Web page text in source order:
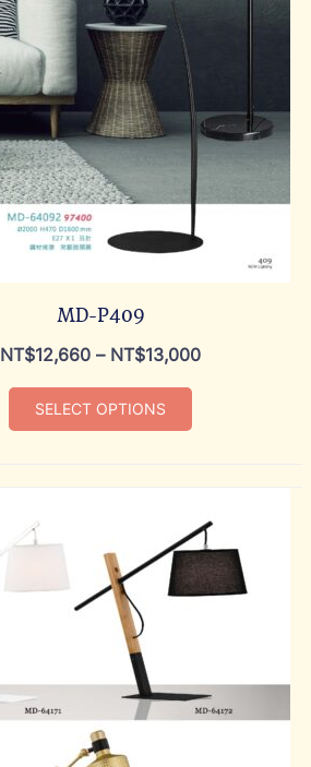
MD-P409
NT$12,660 – NT$13,000
SELECT OPTIONS